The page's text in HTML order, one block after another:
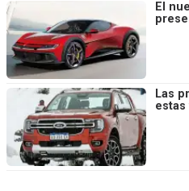
El
Las
estas